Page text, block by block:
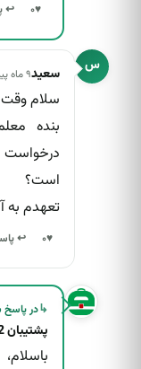
♥۰ ↩
س سعید۹ ماه پیش
سلام وقت
بنده
درخواست
است؟
تعهدم به
♥۰ ↩
↳در پاسخ
پشتیبان 2 (زهرا فدایی)
باسلام،